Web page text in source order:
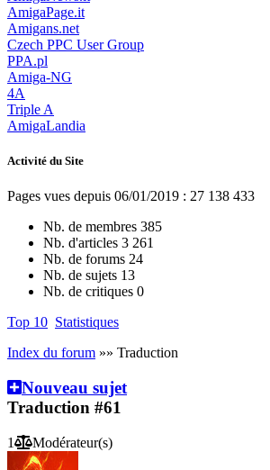
AmigaPage.it
Amigans.net
Czech PPC User Group
PPA.pl
Amiga-NG
4A
Triple A
AmigaLandia
Activité du Site
Pages vues depuis 06/01/2019 : 27 138 433
Nb. de membres 385
Nb. d'articles 3 261
Nb. de forums 24
Nb. de sujets 13
Nb. de critiques 0
Top 10 Statistiques
Index du forum »» Traduction
Nouveau sujet
Traduction #61
1 Modérateur(s)